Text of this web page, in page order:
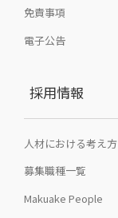
免責事項
電子公告
採用情報
人材における考え方
募集職種一覧
Makuake People